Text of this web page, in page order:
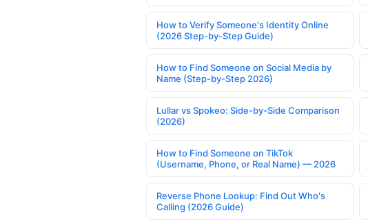
How to Verify Someone's Identity Online
(2026 Step-by-Step Guide)
How to Find Someone on Social Media by
Name (Step-by-Step 2026)
Lullar vs Spokeo: Side-by-Side Comparison
(2026)
How to Find Someone on TikTok
(Username, Phone, or Real Name) — 2026
Reverse Phone Lookup: Find Out Who's
Calling (2026 Guide)